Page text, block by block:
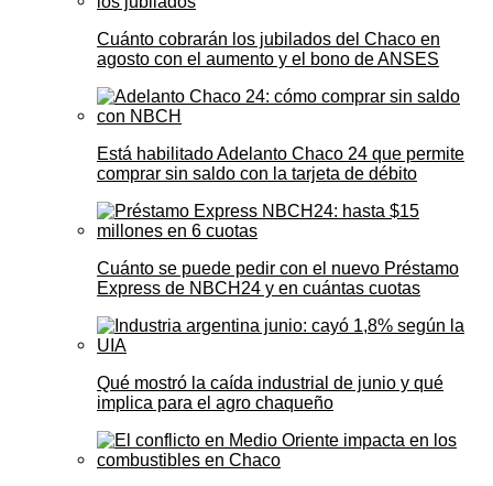
Cuánto cobrarán los jubilados del Chaco en
agosto con el aumento y el bono de ANSES
Está habilitado Adelanto Chaco 24 que permite
comprar sin saldo con la tarjeta de débito
Cuánto se puede pedir con el nuevo Préstamo
Express de NBCH24 y en cuántas cuotas
Qué mostró la caída industrial de junio y qué
implica para el agro chaqueño